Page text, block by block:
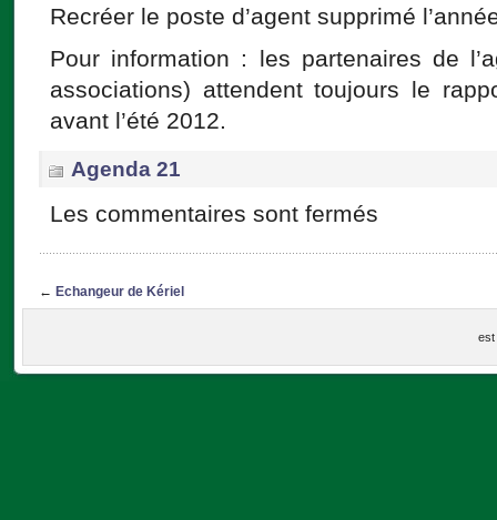
Recréer le poste d’agent supprimé
Pour information : les partenaires de
associations) attendent toujours le
avant l’été 2012.
Agenda 21
Les commentaires sont fermés
← Echangeur de Kériel